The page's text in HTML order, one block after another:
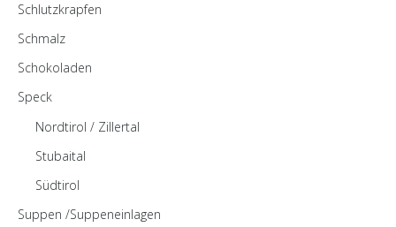
Schlutzkrapfen
Schmalz
Schokoladen
Speck
Nordtirol / Zillertal
Stubaital
Südtirol
Suppen /Suppeneinlagen